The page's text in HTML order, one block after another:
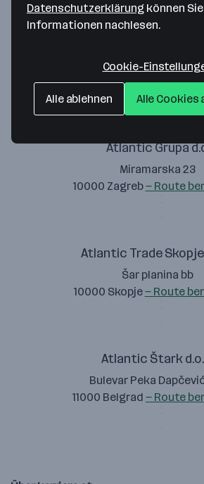
Donji Hadžići br.
71240 Sarajevo— Route
Atlantic Grupa
Miramarska 23
10000 Zagreb— Route
Atlantic Trade Skopje
Šar planina bb
10000 Skopje— Route
Atlantic Štark
Bulevar Peka
11000 Belgrad — Route
Datenschutzerklärung können
Informationen nachlesen.
Cookie-
Alle ablehnen Alle Cookies